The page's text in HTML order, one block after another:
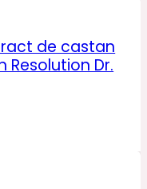
de castan
Dr.